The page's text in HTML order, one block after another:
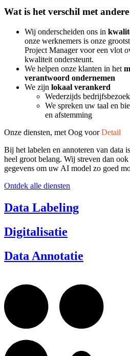
Wat is het verschil met
Wij onderscheiden ons in
onze werknemers is onze
Project Manager voor een vlot
kwaliteit ondersteunt.
We helpen onze klanten in het
verantwoord ondernemen
We zijn lokaal verankerd
Wederzijds
We spreken uw taal en
en afstemming
Onze diensten, met Oog voorDetail
Bij het labelen en annoteren van data
heel groot belang. Wij streven dan
gegevens om uw AI model zo goed
Ontdek alle diensten
Data Labeling
Digitalisatie
Data Annotatie